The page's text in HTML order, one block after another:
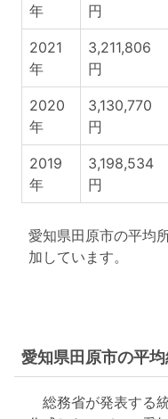
年
円
2021
年
3,211,806
円
2020
年
3,130,770
円
2019
年
3,198,534
円
愛知県田原市の平均
加しています。
愛知県田原市の平
総務省が発表する